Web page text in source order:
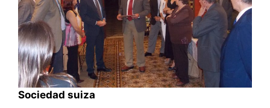
Sociedad suiza